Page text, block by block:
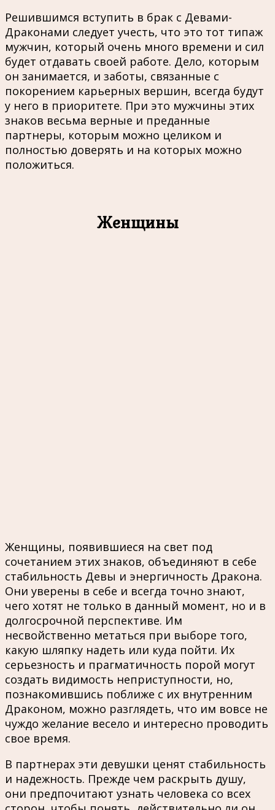
Решившимся вступить в брак с Девами-
Драконами следует учесть, что это тот типаж
мужчин, который очень много времени и сил
будет отдавать своей работе. Дело, которым
он занимается, и заботы, связанные с
покорением карьерных вершин, всегда будут
у него в приоритете. При это мужчины этих
знаков весьма верные и преданные
партнеры, которым можно целиком и
полностью доверять и на которых можно
положиться.
Женщины
Женщины, появившиеся на свет под
сочетанием этих знаков, объединяют в себе
стабильность Девы и энергичность Дракона.
Они уверены в себе и всегда точно знают,
чего хотят не только в данный момент, но и в
долгосрочной перспективе. Им
несвойственно метаться при выборе того,
какую шляпку надеть или куда пойти. Их
серьезность и прагматичность порой могут
создать видимость неприступности, но,
познакомившись поближе с их внутренним
Драконом, можно разглядеть, что им вовсе не
чуждо желание весело и интересно проводить
свое время.
В партнерах эти девушки ценят стабильность
и надежность. Прежде чем раскрыть душу,
они предпочитают узнать человека со всех